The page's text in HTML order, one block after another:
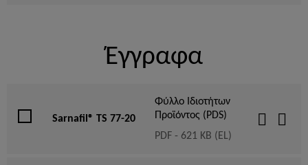
Έγγραφα
Sarnafil® TS 77-20
Φύλλο Ιδιοτήτων
Προϊόντος (PDS)
PDF - 621 KB (EL)